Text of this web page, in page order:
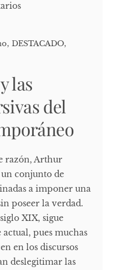
, DESTACADO,
las
del
razón, Arthur
conjunto de
a imponer una
poseer la verdad.
XIX, sigue
pues muchas
en los discursos
deslegitimar las